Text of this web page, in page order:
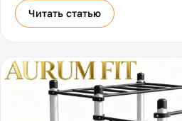
Читать статью